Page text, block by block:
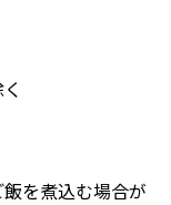
を煮込む場合が